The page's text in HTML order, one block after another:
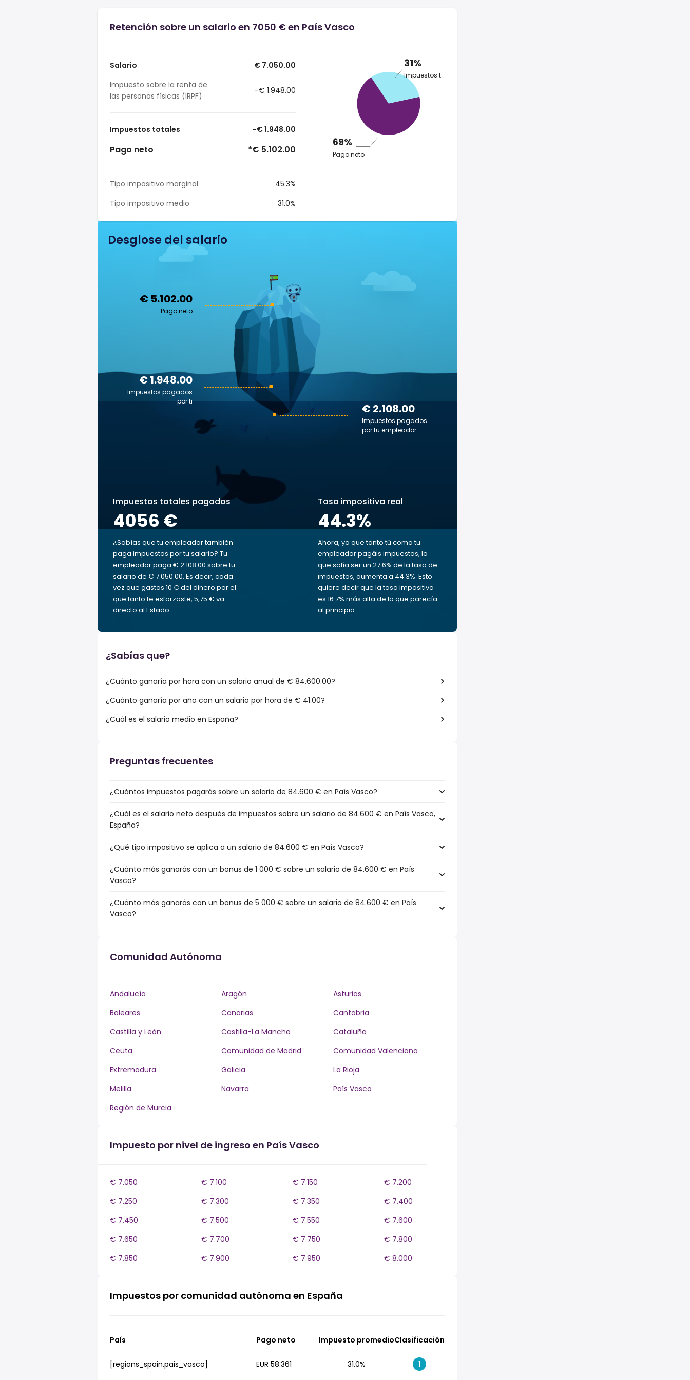
Retención sobre un salario en 7050 € en País Vasco
Salario
€ 7.050.00
Impuesto sobre la renta de
las personas físicas (IRPF)
-€ 1.948.00
Impuestos totales -€ 1.948.00
Pago neto *€ 5.102.00
Tipo impositivo marginal
45.3%
Tipo impositivo medio
31.0%
31%
Impuestos totales
69%
Pago neto
Desglose del salario
€ 5.102.00
Pago neto
€ 2.108.00
Impuestos pagados
por tu empleador
€ 1.948.00
Impuestos pagados
por ti
Impuestos totales pagados
4056 €
¿Sabías que tu empleador también
paga impuestos por tu salario? Tu
empleador paga € 2.108.00 sobre tu
salario de € 7.050.00. Es decir, cada
vez que gastas 10 € del dinero por el
que tanto te esforzaste, 5,75 € va
directo al Estado.
Tasa impositiva real
44.3%
Ahora, ya que tanto tú como tu
empleador pagáis impuestos, lo
que solía ser un 27.6% de la tasa de
impuestos, aumenta a 44.3%. Esto
quiere decir que la tasa impositiva
es 16.7% más alta de lo que parecía
al principio.
¿Sabías que?
¿Cuánto ganaría por hora con un salario anual de € 84.600.00?
¿Cuánto ganaría por año con un salario por hora de € 41.00?
¿Cuál es el salario medio en España?
Preguntas frecuentes
¿Cuántos impuestos pagarás sobre un salario de 84.600 € en País Vasco?
¿Cuál es el salario neto después de impuestos sobre un salario de 84.600 € en País Vasco,
España?
¿Qué tipo impositivo se aplica a un salario de 84.600 € en País Vasco?
¿Cuánto más ganarás con un bonus de 1 000 € sobre un salario de 84.600 € en País
Vasco?
¿Cuánto más ganarás con un bonus de 5 000 € sobre un salario de 84.600 € en País
Vasco?
Comunidad Autónoma
Andalucía Aragón
Asturias
Baleares
Canarias
Cantabria
Castilla y León
Castilla-La Mancha
Cataluña
Ceuta
Comunidad de Madrid
Comunidad Valenciana
Extremadura
Galicia
La Rioja
Melilla
Navarra
País Vasco
Región de Murcia
Impuesto por nivel de ingreso en País Vasco
€ 7.050 € 7.100 € 7.150
€ 7.200
€ 7.250
€ 7.300 € 7.350
€ 7.400
€ 7.450
€ 7.500 € 7.550
€ 7.600
€ 7.650
€ 7.700 € 7.750
€ 7.800
€ 7.850
€ 7.900 € 7.950 € 8.000
Impuestos por comunidad autónoma en España
País Pago neto Impuesto promedioClasificación
[regions_spain.pais_vasco] EUR 58.361 31.0% 1